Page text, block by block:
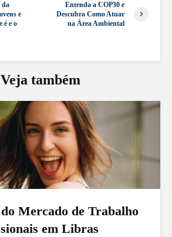
da
e
é e o
Entenda a COP30 e
Descubra Como Atuar
na Área Ambiental
Veja também
Mercado de Trabalho
em Libras